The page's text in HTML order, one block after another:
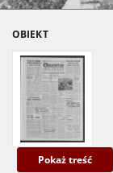
OBIEKT
Pokaż treść